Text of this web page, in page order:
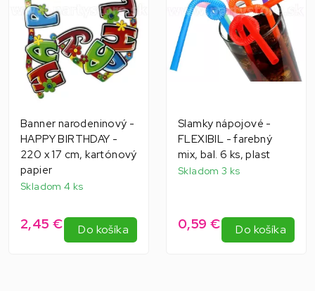
Banner narodeninový -
HAPPY BIRTHDAY -
220 x 17 cm, kartónový
papier
Skladom 4 ks
2,45 € Do košíka
Slamky nápojové -
FLEXIBIL - farebný
mix, bal. 6 ks, plast
Skladom 3 ks
0,59 € Do košíka